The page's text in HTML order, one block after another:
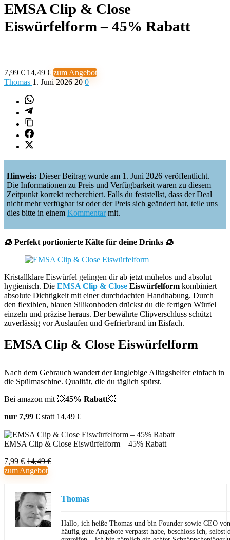
EMSA Clip & Close
Eiswürfelform – 45% Rabatt
7,99 € 14,49 € zum Angebot
Thomas 1. Juni 2026 20 0
Hinweis: Dieser Beitrag wurde am 1. Juni 2026 veröffentlicht.
Die Informationen zu Preis und Verfügbarkeit waren zu diesem
Zeitpunkt korrekt recherchiert. Falls du feststellst, dass der Deal
nicht mehr verfügbar ist oder der Preis sich geändert hat, teile uns
dies bitte in einem Kommentarmit.
🧊 Perfekt portionierte Kälte für deine Drinks 🧊
Kristallklare Eiswürfel gelingen dir ab jetzt mühelos und absolut
hygienisch. Die EMSA Clip & Close Eiswürfelform kombiniert
absolute Dichtigkeit mit einer durchdachten Handhabung. Durch
den flexiblen, blauen Silikonboden drückst du die fertigen Würfel
einzeln und präzise heraus. Der bewährte Clipverschluss schützt
zuverlässig vor Auslaufen und Gefrierbrand im Eisfach.
EMSA Clip & Close Eiswürfelform
Nach dem Gebrauch wandert der langlebige Alltagshelfer einfach in
die Spülmaschine. Qualität, die du täglich spürst.
Bei amazon mit 💥45% Rabatt💥
nur 7,99 € statt 14,49 €
EMSA Clip & Close Eiswürfelform – 45% Rabatt
7,99 € 14,49 €
zum Angebot
Thomas
Hallo, ich heiße Thomas und bin Founder sowie CEO
häufig gute Angebote verpasst habe, beschloss ich,